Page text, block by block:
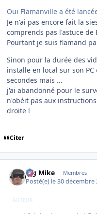
Oui Flamanville a été
Je n'ai pas encore fait la
comprends pas l'astuce de
Pourtant je suis flamand
Sinon pour la durée des
installe en local sur son
secondes mais ...
j'ai abandonné pour le
n'obéit pas aux
droite !
Citer
Big Mike Membres
Posté(e) le 30 décembre
AUTEUR